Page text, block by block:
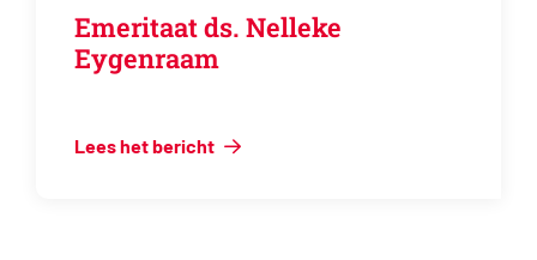
Emeritaat ds. Nelleke
Eygenraam
Lees het bericht